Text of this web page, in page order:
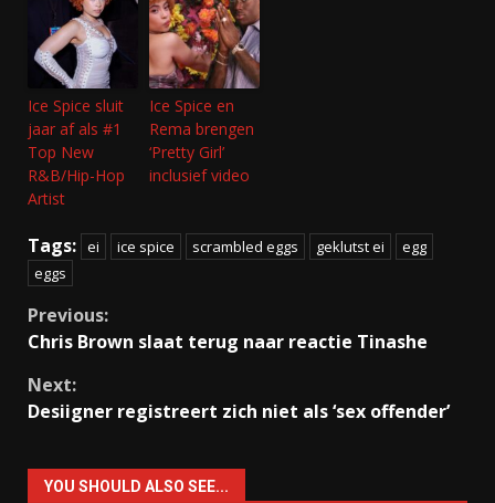
Ice Spice sluit
jaar af als #1
Top New
R&B/Hip-Hop
Artist
Ice Spice en
Rema brengen
‘Pretty Girl’
inclusief video
Tags: ei ice spice scrambled eggs geklutst ei
egg
eggs
Continue
Previous:
Chris Brown slaat terug naar reactie Tinashe
Next:
Desiigner registreert zich niet als ‘sex offender’
YOU SHOULD ALSO SEE...